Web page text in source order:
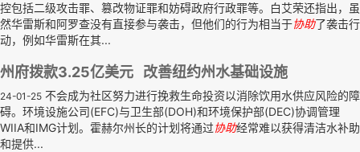
控包括二级攻击罪、篡改物证罪和妨碍政府行政罪等。白艾荣还指出，虽
然华雷斯和阿罗查没有直接参与袭击，但他们的行为相当于协助了袭击行
动，例如华雷斯在其...
州府拨款3.25亿美元 改善纽约州水基础设施
24-01-25 不会成为社区努力进行挽救生命投资以消除饮用水供应风险的障
碍。环境设施公司(EFC)与卫生部(DOH)和环境保护部(DEC)协调管理
WIIA和IMG计划。霍赫尔州长的计划将通过协助经常难以获得清洁水补助
和提供...